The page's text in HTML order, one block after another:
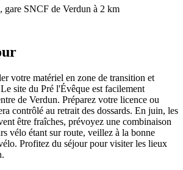
gare SNCF de Verdun à 2 km
votre matériel en zone de transition et
site du Pré l'Évêque est facilement
de Verdun. Préparez votre licence ou
contrôlé au retrait des dossards. En juin, les
être fraîches, prévoyez une combinaison
vélo étant sur route, veillez à la bonne
Profitez du séjour pour visiter les lieux